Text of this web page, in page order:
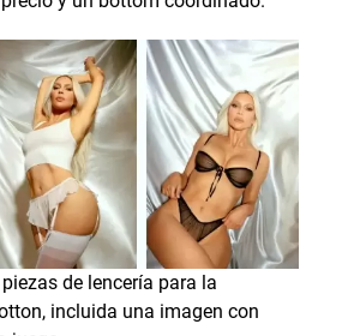
de lencería para la
incluida una imagen con